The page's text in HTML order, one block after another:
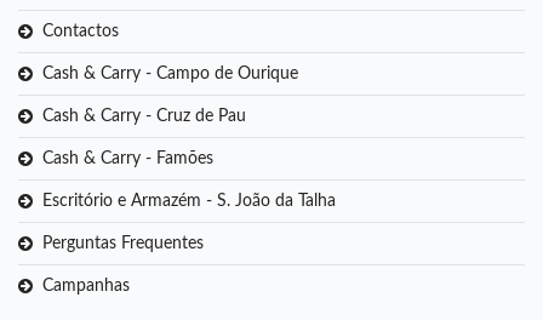
Contactos
Cash & Carry - Campo de Ourique
Cash & Carry - Cruz de Pau
Cash & Carry - Famões
Escritório e Armazém - S. João da Talha
Perguntas Frequentes
Campanhas